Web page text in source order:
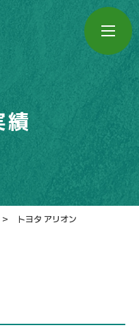
績
> トヨタ アリオン